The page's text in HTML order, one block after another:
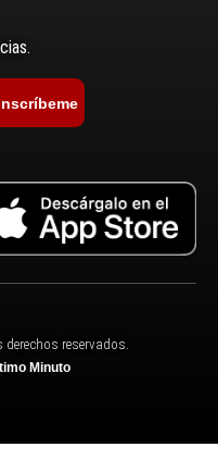
reservados.
Minuto